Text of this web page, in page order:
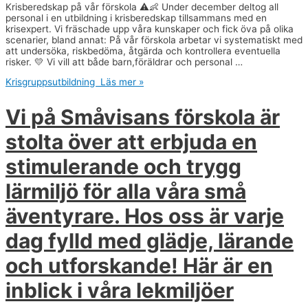
Krisberedskap på vår förskola ⚠️👶 Under december deltog all
personal i en utbildning i krisberedskap tillsammans med en
krisexpert. Vi fräschade upp våra kunskaper och fick öva på olika
scenarier, bland annat: På vår förskola arbetar vi systematiskt med
att undersöka, riskbedöma, åtgärda och kontrollera eventuella
risker. 💛 Vi vill att både barn,föräldrar och personal …
Krisgruppsutbildning Läs mer »
Vi på Småvisans förskola är
stolta över att erbjuda en
stimulerande och trygg
lärmiljö för alla våra små
äventyrare. Hos oss är varje
dag fylld med glädje, lärande
och utforskande! Här är en
inblick i våra lekmiljöer